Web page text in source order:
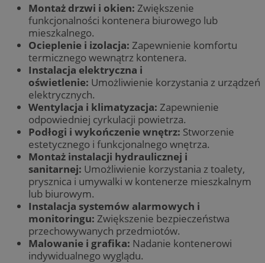
Montaż drzwi i okien: Zwiększenie
funkcjonalności kontenera biurowego lub
mieszkalnego.
Ocieplenie i izolacja: Zapewnienie komfortu
termicznego wewnątrz kontenera.
Instalacja elektryczna i
oświetlenie: Umożliwienie korzystania z urządzeń
elektrycznych.
Wentylacja i klimatyzacja: Zapewnienie
odpowiedniej cyrkulacji powietrza.
Podłogi i wykończenie wnętrz: Stworzenie
estetycznego i funkcjonalnego wnętrza.
Montaż instalacji hydraulicznej i
sanitarnej: Umożliwienie korzystania z toalety,
prysznica i umywalki w kontenerze mieszkalnym
lub biurowym.
Instalacja systemów alarmowych i
monitoringu: Zwiększenie bezpieczeństwa
przechowywanych przedmiotów.
Malowanie i grafika: Nadanie kontenerowi
indywidualnego wyglądu.